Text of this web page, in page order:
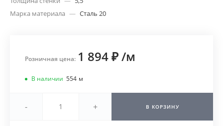
Марка материала — Сталь 20
Розничная цена: 1 894 ₽/м
В наличии 554 м
- + В КОРЗИНУ